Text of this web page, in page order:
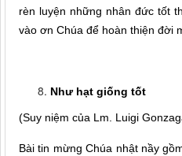
rèn luyện những nhân đức tốt
vào ơn Chúa để hoàn thiện đời
Như hạt giống tốt
(Suy niệm của Lm. Luigi
Bài tin mừng Chúa nhật nầy